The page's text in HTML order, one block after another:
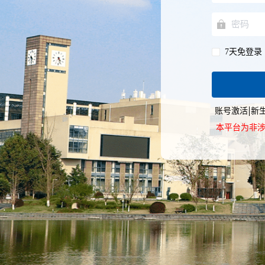
7天免登录
账号激活 新
本平台为非